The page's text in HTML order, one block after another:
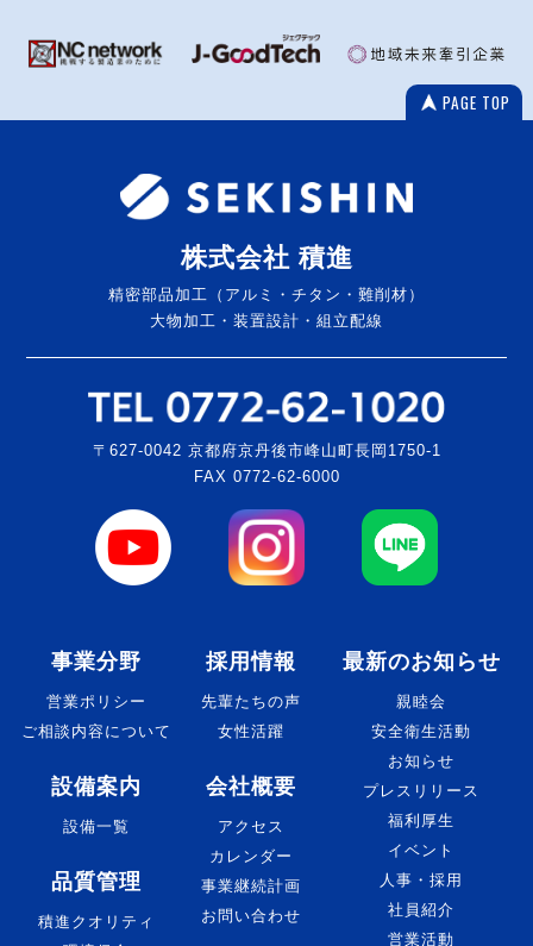
PAGE TOP
株式会社 積進
精密部品加工（アルミ・チタン・難削材）
大物加工・装置設計・組立配線
〒627-0042 京都府京丹後市峰山町長岡1750-1
FAX 0772-62-6000
事業分野
営業ポリシー
ご相談内容について
設備案内
設備一覧
品質管理
積進クオリティ
採用情報
先輩たちの声
女性活躍
会社概要
アクセス
カレンダー
事業継続計画
お問い合わせ
最新のお知らせ
親睦会
安全衛生活動
お知らせ
プレスリリース
福利厚生
イベント
人事・採用
社員紹介
営業活動